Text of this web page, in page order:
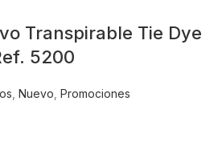
Transpirable Tie Dye
5200
Nuevo Promociones